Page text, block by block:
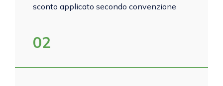
sconto applicato secondo convenzione
02